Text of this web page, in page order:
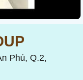
Phú, Q.2,